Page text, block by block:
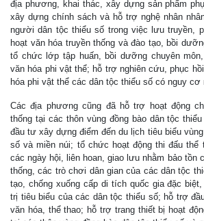
địa phương, khai thác, xây dựng sản phẩm
xây dựng chính sách và hỗ trợ nghệ nhân
người dân tộc thiểu số trong việc lưu truyền,
hoạt văn hóa truyền thống và đào tạo, bồi
tổ chức lớp tập huấn, bồi dưỡng chuyên
văn hóa phi vật thể; hỗ trợ nghiên cứu, phục
hóa phi vật thể các dân tộc thiểu số có nguy cơ
Các địa phương cũng đã hỗ trợ hoạt động
thống tại các thôn vùng đồng bào dân tộc
đầu tư xây dựng điểm đến du lịch tiêu biểu
số và miền núi; tổ chức hoạt động thi đấu thể
các ngày hội, liên hoan, giao lưu nhằm bảo tồn
thống, các trò chơi dân gian của các dân tộc
tạo, chống xuống cấp di tích quốc gia đặc
trị tiêu biểu của các dân tộc thiểu số; hỗ trợ
văn hóa, thể thao; hỗ trợ trang thiết bị hoạt